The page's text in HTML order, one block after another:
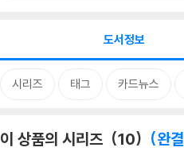
도서정보
시리즈 태그 카드뉴스
이 상품의 시리즈 10 완결